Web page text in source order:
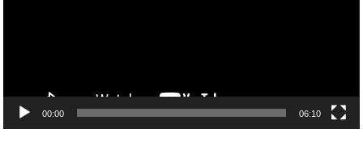
00:00 06:10